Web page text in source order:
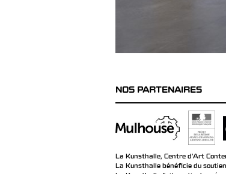
NOS PARTENAIRES
La Kunsthalle, Centre d’Art
La Kunsthalle bénéficie du